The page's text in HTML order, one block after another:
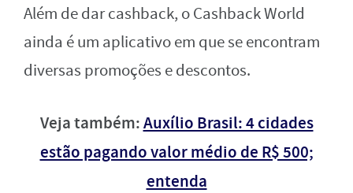
Além de dar cashback, o Cashback World
ainda é um aplicativo em que se encontram
diversas promoções e descontos.
Veja também:Auxílio Brasil: 4 cidades
estão pagando valor médio de R$ 500;
entenda